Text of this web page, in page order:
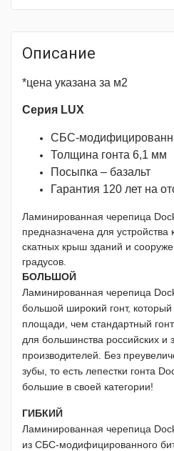
Описание
*цена указана за м2
Серия LUX
СБС-
Толщина гонта 6,1 мм
Посыпка – базальт
Гарантия 120 лет на
Ламинированная черепица
предназначена для устройства
скатных крыш зданий и
градусов.
БОЛЬШОЙ
Ламинированная черепица
большой широкий гонт,
площади, чем стандартный
для большинства российских и
производителей. Без
зубы, то есть лепестки гонта
большие в своей категории!
ГИБКИЙ
Ламинированная черепица
из СБС-модифицированного